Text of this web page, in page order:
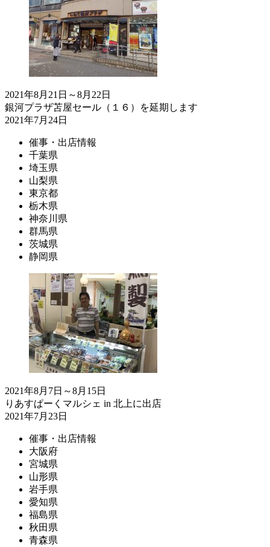
2021年8月21日～8月22日
銀河プラザ苫屋セール（１６）を延期します
2021年7月24日
催事・出店情報
千葉県
埼玉県
山梨県
東京都
栃木県
神奈川県
群馬県
茨城県
静岡県
2021年8月7日～8月15日
りあすぱーくマルシェ in 北上に出店
2021年7月23日
催事・出店情報
大阪府
宮城県
山形県
岩手県
愛知県
福島県
秋田県
青森県